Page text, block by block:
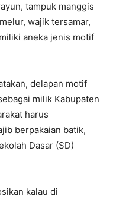
tampuk manggis
wajik tersamar,
aneka jenis motif
delapan motif
milik Kabupaten
harus
berpakaian batik,
Dasar (SD)
kalau di